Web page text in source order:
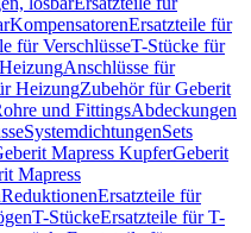
KompensatorenErsatzteile für
für VerschlüsseT-Stücke für
Anschlüsse für
HeizungZubehör für Geberit
und FittingsAbdeckungen
SystemdichtungenSets
Mapress KupferGeberit
Mapress
ReduktionenErsatzteile für
T-StückeErsatzteile für T-